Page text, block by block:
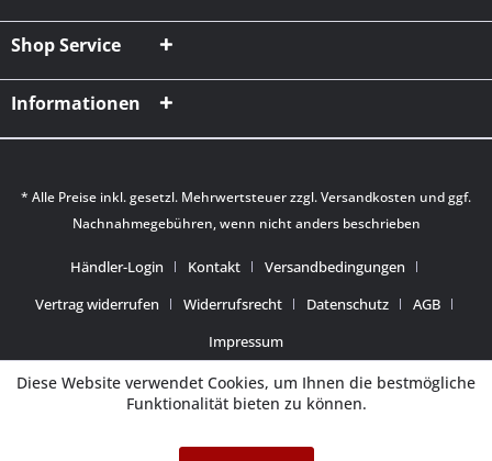
Shop Service
Informationen
* Alle Preise inkl. gesetzl. Mehrwertsteuer zzgl.Versandkosten und ggf.
Nachnahmegebühren, wenn nicht anders beschrieben
Händler-Login Kontakt
Versandbedingungen
Vertrag widerrufen
Widerrufsrecht Datenschutz
AGB
Impressum
Diese Website verwendet Cookies, um Ihnen die bestmögliche
Funktionalität bieten zu können.